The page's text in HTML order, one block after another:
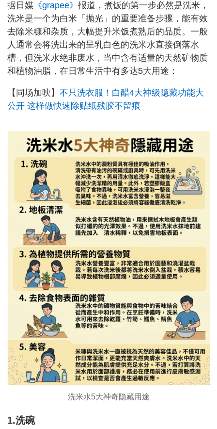
据日媒 《grapee》 报道，煮饭的第一步必然是洗米，
洗米是一个为白米「抛光」的重要准备步骤，能有效
去除米糠和杂质，大幅提升米饭煮熟后的品质。一般
人通常会将洗出来的呈乳白色的洗米水直接倒落水
槽，但洗米水绝非废水，当中含有适量的天然矿物质
和植物油脂，在日常生活中有多达5大用途：
【同场加映】 不只洗衣服！白醋4大神级隐藏功能大
公开 这样做快速除贴纸残胶不留痕
洗米水5大神奇隐藏用途
1.洗碗